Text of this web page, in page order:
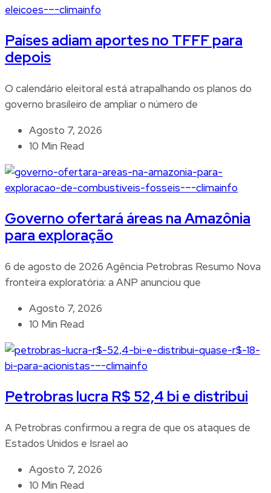
Países adiam aportes no TFFF para
depois
O calendário eleitoral está atrapalhando os planos do
governo brasileiro de ampliar o número de
Agosto 7, 2026
10 Min Read
Governo ofertará áreas na Amazônia
para exploração
6 de agosto de 2026 Agência Petrobras Resumo Nova
fronteira exploratória: a ANP anunciou que
Agosto 7, 2026
10 Min Read
Petrobras lucra R$ 52,4 bi e distribui
A Petrobras confirmou a regra de que os ataques de
Estados Unidos e Israel ao
Agosto 7, 2026
10 Min Read